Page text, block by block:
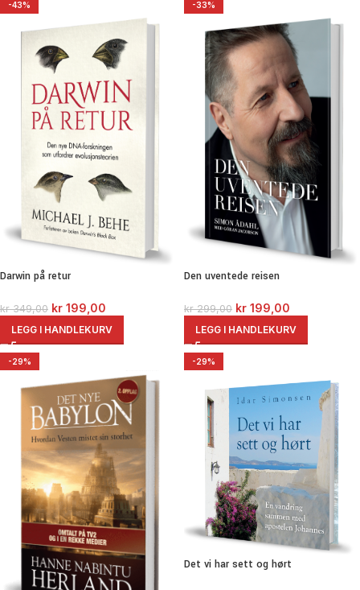
-43%
Darwin på retur
kr349,00 kr 199,00
LEGG I HANDLEKURV
-33%
Den uventede reisen
kr299,00 kr 199,00
LEGG I HANDLEKURV
-29% -29%
Det vi har sett og hørt